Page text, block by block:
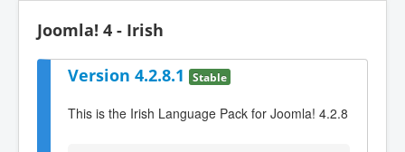
Joomla! 4 - Irish
Version 4.2.8.1 Stable
This is the Irish Language Pack for Joomla! 4.2.8